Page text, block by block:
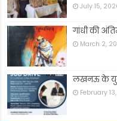
July 15,
गांधी की
March 2,
लखनऊ के
February